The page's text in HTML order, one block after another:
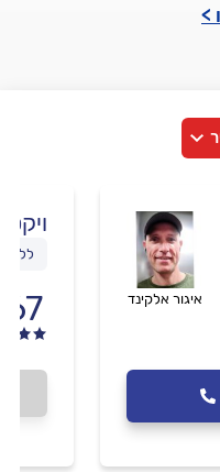
>
איגור אלקינד
ללא